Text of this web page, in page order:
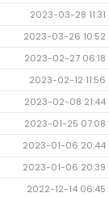
2023-03-28 11:31
2023-03-26 10:52
2023-02-27 06:18
2023-02-12 11:56
2023-02-08 21:44
2023-01-25 07:08
2023-01-06 20:44
2023-01-06 20:39
2022-12-14 06:45